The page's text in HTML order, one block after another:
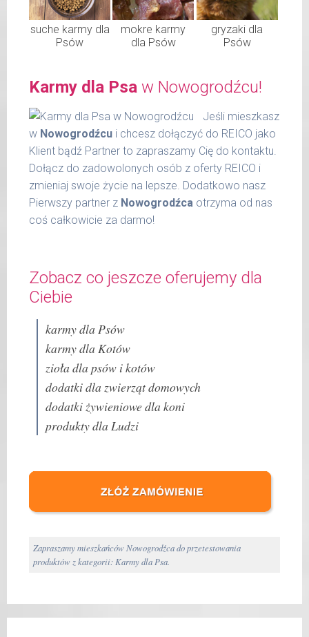
suche karmy dla
Psów
mokre karmy
dla Psów
gryzaki dla
Psów
Karmy dla Psa w Nowogrodźcu!
Jeśli mieszkasz
w Nowogrodźcu i chcesz dołączyć do REICO jako
Klient bądź Partner to zapraszamy Cię do kontaktu.
Dołącz do zadowolonych osób z oferty REICO i
zmieniaj swoje życie na lepsze. Dodatkowo nasz
Pierwszy partner z Nowogrodźca otrzyma od nas
coś całkowicie za darmo!
Zobacz co jeszcze oferujemy dla
Ciebie
karmy dla Psów
karmy dla Kotów
zioła dla psów i kotów
dodatki dla zwierząt domowych
dodatki żywieniowe dla koni
produkty dla Ludzi
Zapraszamy mieszkańców Nowogrodźca do przetestowania
produktów z kategorii: Karmy dla Psa.